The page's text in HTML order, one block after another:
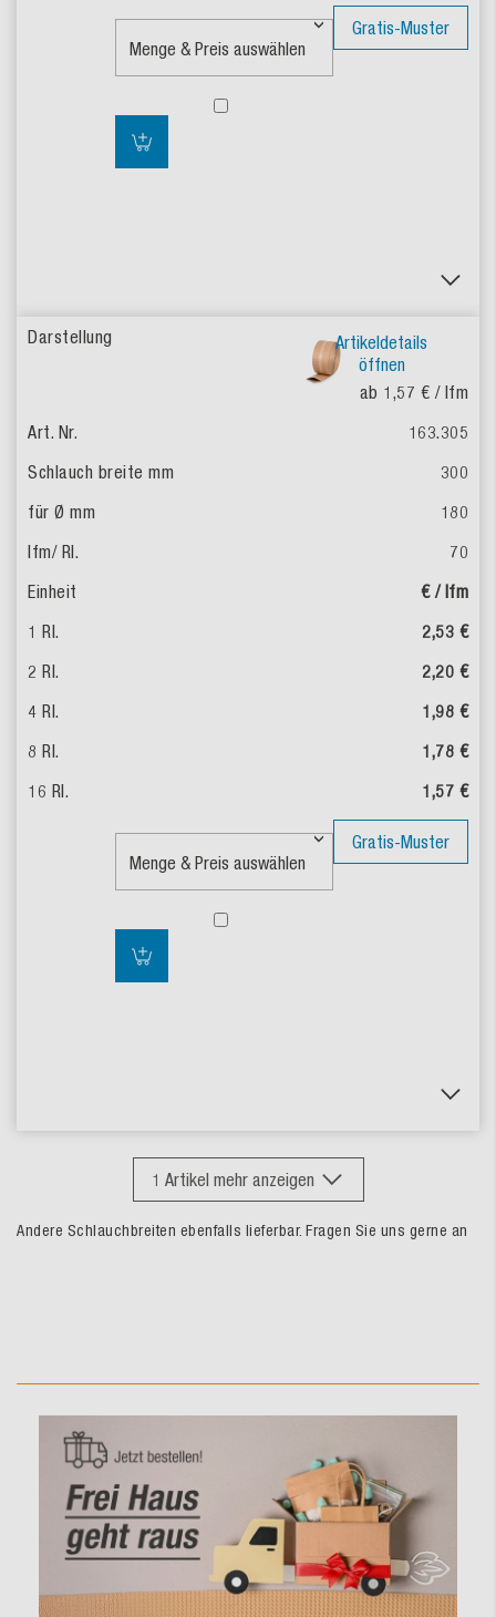
Gratis-Muster
Artikeldetails
öffnen
ab 1,57 € / lfm
163.305
300
180
70
€ / lfm
2,53 €
2,20 €
1,98 €
1,78 €
1,57 €
Gratis-Muster
1 Artikel mehr anzeigen
Andere Schlauchbreiten ebenfalls lieferbar. Fragen Sie uns gerne an